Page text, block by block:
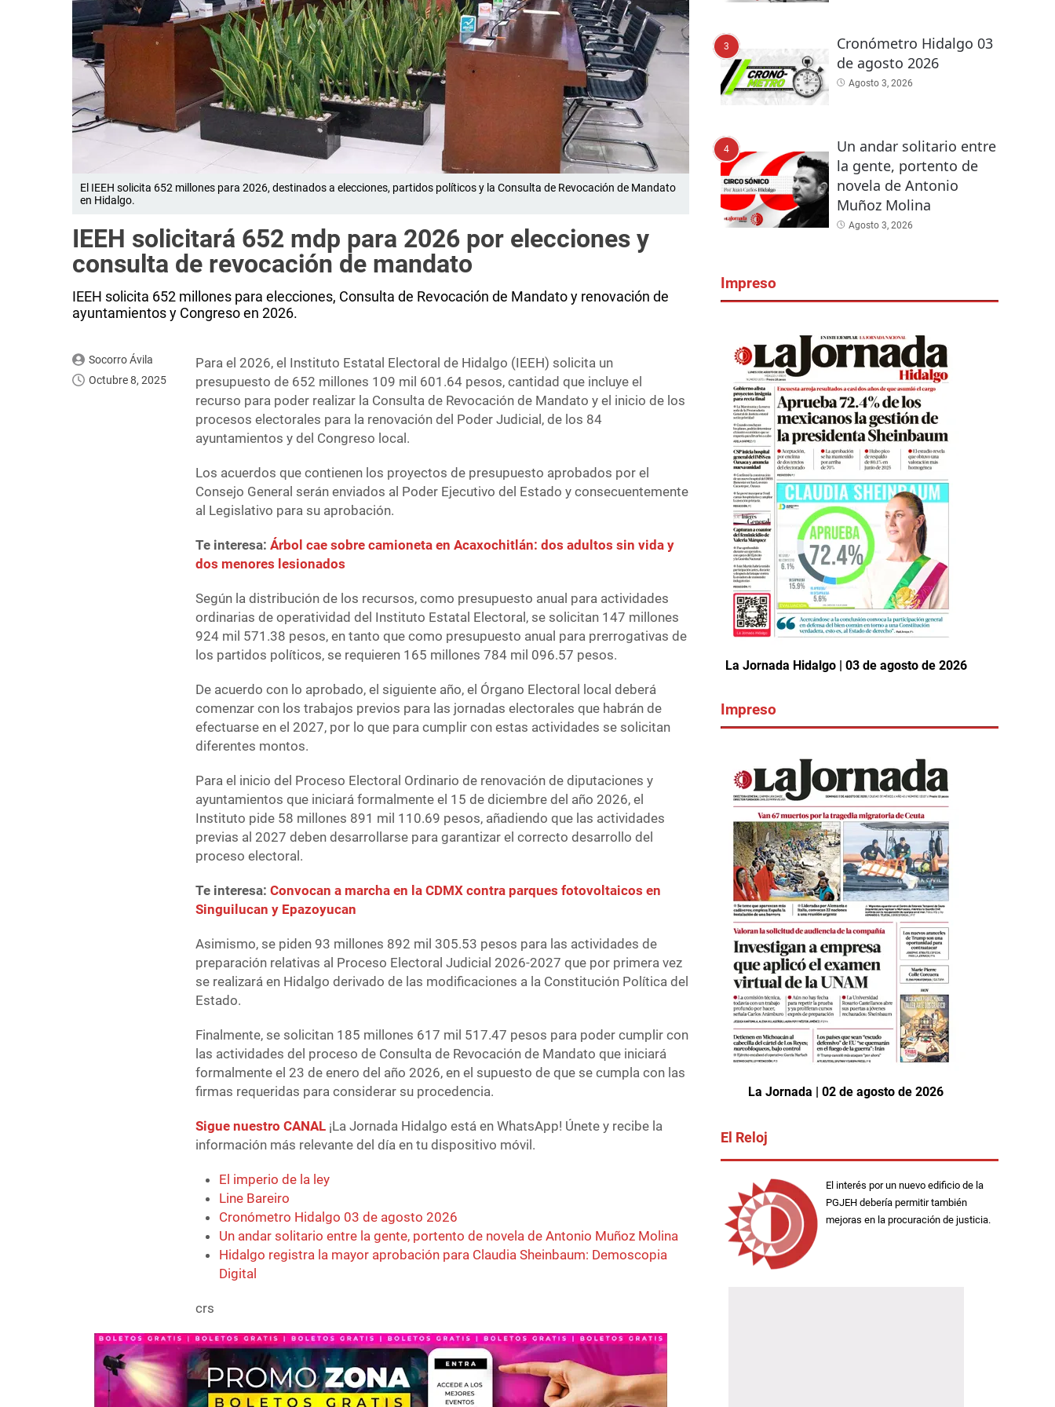
El IEEH solicita 652 millones para 2026, destinados a elecciones, partidos políticos y la Consulta de Revocación de Mandato
en Hidalgo.
IEEH solicitará 652 mdp para 2026 por elecciones y
consulta de revocación de mandato
IEEH solicita 652 millones para elecciones, Consulta de Revocación de Mandato y renovación de
ayuntamientos y Congreso en 2026.
Socorro Ávila
Octubre 8, 2025
Para el 2026, el Instituto Estatal Electoral de Hidalgo (IEEH) solicita un
presupuesto de 652 millones 109 mil 601.64 pesos, cantidad que incluye el
recurso para poder realizar la Consulta de Revocación de Mandato y el inicio de los
procesos electorales para la renovación del Poder Judicial, de los 84
ayuntamientos y del Congreso local.
Los acuerdos que contienen los proyectos de presupuesto aprobados por el
Consejo General serán enviados al Poder Ejecutivo del Estado y consecuentemente
al Legislativo para su aprobación.
Te interesa:Árbol cae sobre camioneta en Acaxochitlán: dos adultos sin vida y
dos menores lesionados
Según la distribución de los recursos, como presupuesto anual para actividades
ordinarias de operatividad del Instituto Estatal Electoral, se solicitan 147 millones
924 mil 571.38 pesos, en tanto que como presupuesto anual para prerrogativas de
los partidos políticos, se requieren 165 millones 784 mil 096.57 pesos.
De acuerdo con lo aprobado, el siguiente año, el Órgano Electoral local deberá
comenzar con los trabajos previos para las jornadas electorales que habrán de
efectuarse en el 2027, por lo que para cumplir con estas actividades se solicitan
diferentes montos.
Para el inicio del Proceso Electoral Ordinario de renovación de diputaciones y
ayuntamientos que iniciará formalmente el 15 de diciembre del año 2026, el
Instituto pide 58 millones 891 mil 110.69 pesos, añadiendo que las actividades
previas al 2027 deben desarrollarse para garantizar el correcto desarrollo del
proceso electoral.
Te interesa:Convocan a marcha en la CDMX contra parques fotovoltaicos en
Singuilucan y Epazoyucan
Asimismo, se piden 93 millones 892 mil 305.53 pesos para las actividades de
preparación relativas al Proceso Electoral Judicial 2026-2027 que por primera vez
se realizará en Hidalgo derivado de las modificaciones a la Constitución Política del
Estado.
Finalmente, se solicitan 185 millones 617 mil 517.47 pesos para poder cumplir con
las actividades del proceso de Consulta de Revocación de Mandato que iniciará
formalmente el 23 de enero del año 2026, en el supuesto de que se cumpla con las
firmas requeridas para considerar su procedencia.
Sigue nuestro CANAL ¡La Jornada Hidalgo está en WhatsApp! Únete y recibe la
información más relevante del día en tu dispositivo móvil.
El imperio de la ley
Line Bareiro
Cronómetro Hidalgo 03 de agosto 2026
Un andar solitario entre la gente, portento de novela de Antonio Muñoz Molina
Hidalgo registra la mayor aprobación para Claudia Sheinbaum: Demoscopia
Digital
crs
3
Cronómetro Hidalgo 03
de agosto 2026
Agosto 3, 2026
4
Un andar solitario entre
la gente, portento de
novela de Antonio
Muñoz Molina
Agosto 3, 2026
Impreso
La Jornada Hidalgo | 03 de agosto de 2026
Impreso
La Jornada | 02 de agosto de 2026
El Reloj
El interés por un nuevo edificio de la
PGJEH debería permitir también
mejoras en la procuración de justicia.